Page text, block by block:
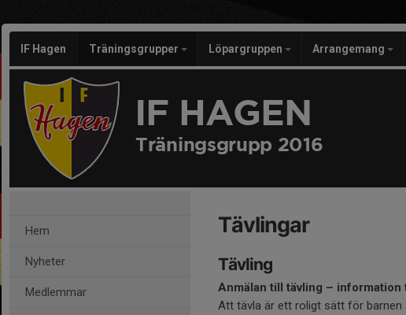
IF Hagen Träningsgrupper Löpargruppen Arrangemang
IF HAGEN
Träningsgrupp 2016
Hem
Nyheter
Medlemmar
Tävlingar
Tävling
Anmälan till tävling –
Att tävla är ett roligt sätt för barnen